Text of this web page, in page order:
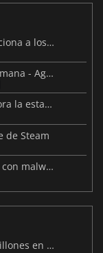
El precio filtrado de Steam Frame decepciona a los usuarios
Lanzamientos de videojuegos de esta semana - Agosto de 2026 (semana 32)
La última actualización de Palworld mejora la estabilidad
de Steam
Meccha Chameleon afectado por mapas con malware y Discord
Resident Evil Veronica ya supera los 2 millones en listas de deseados